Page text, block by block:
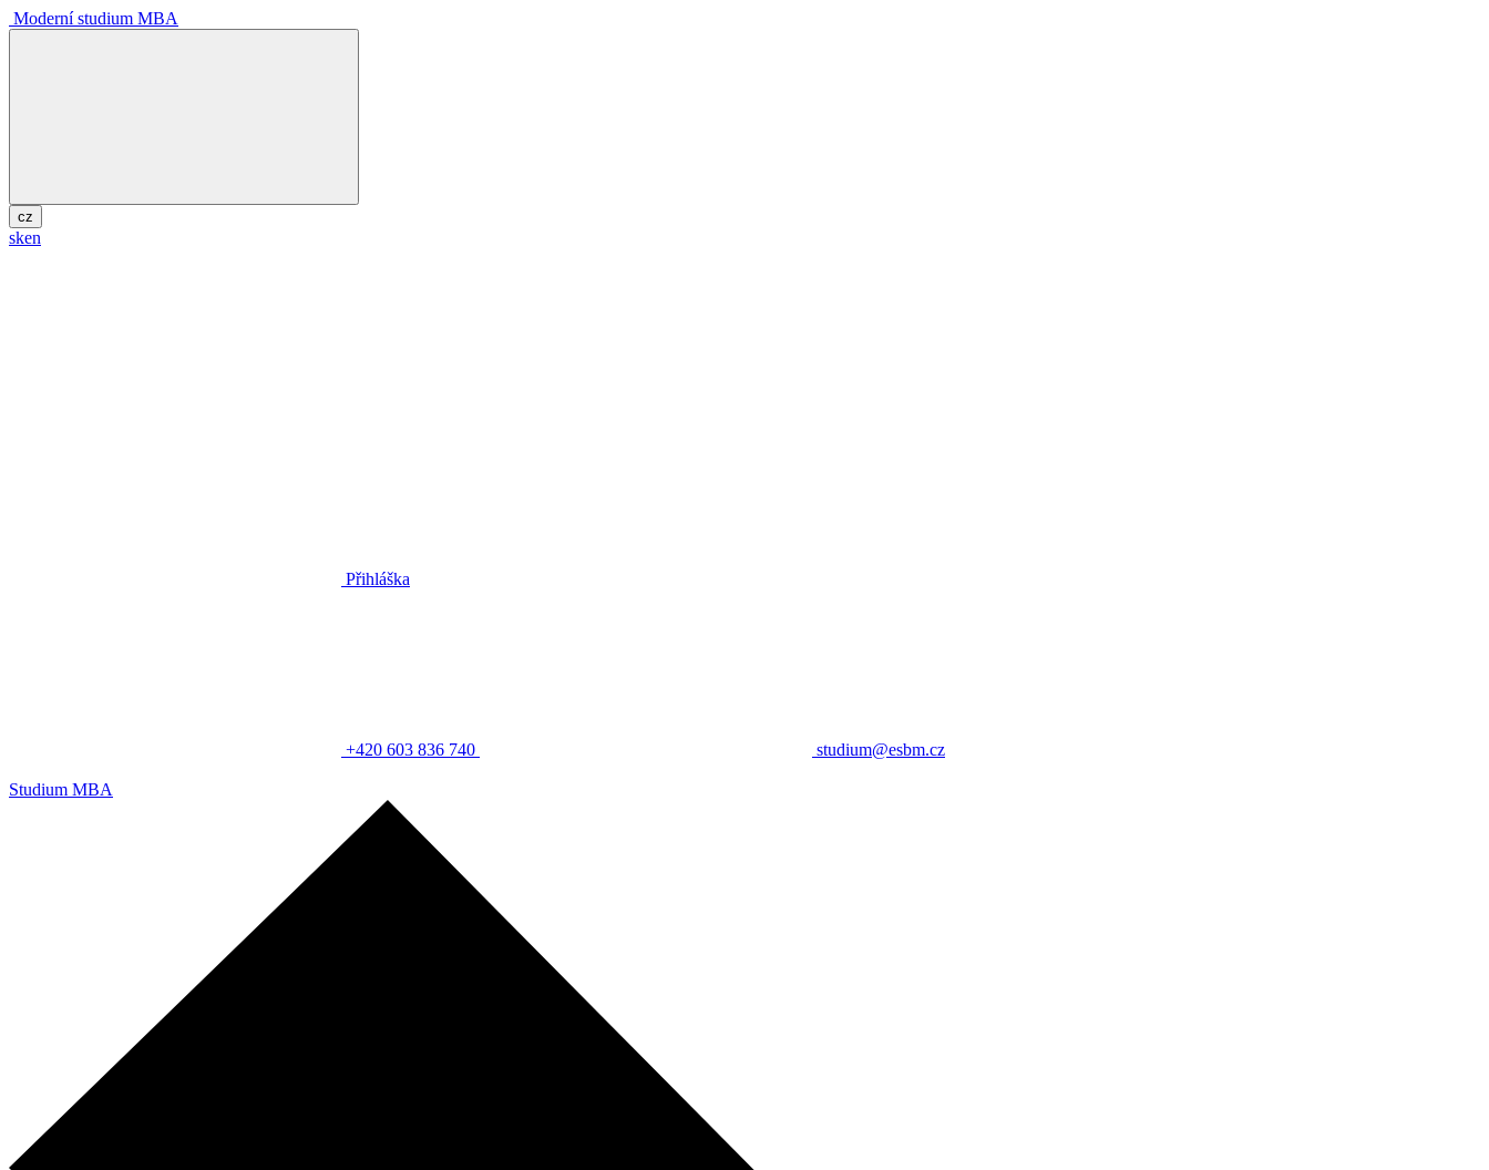
Moderní studium MBA
cz
sken
Přihláška
+420 603 836 740 studium@esbm.cz
Studium MBA